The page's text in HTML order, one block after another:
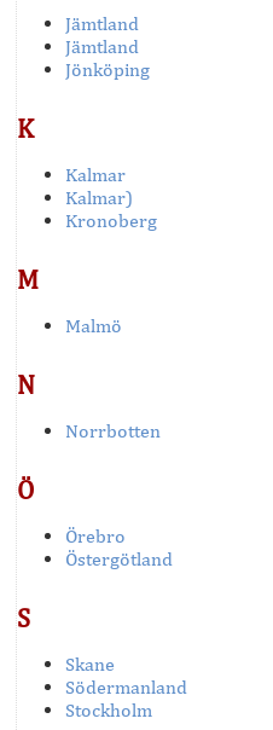
Jämtland
Jämtland
Jönköping
K
Kalmar
Kalmar)
Kronoberg
M
Malmö
N
Norrbotten
Ö
Örebro
Östergötland
S
Skane
Södermanland
Stockholm